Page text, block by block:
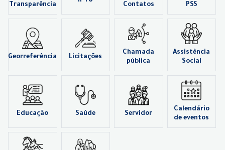
Transparência
Contatos
PSS
Georreferência Licitações
Chamada
pública
Assistência
Social
Educação Saúde Servidor
Calendário
de eventos